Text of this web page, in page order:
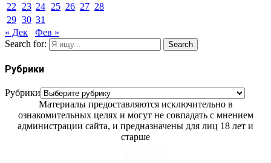
22
23 24 25 26 27 28
29 30 31
« Дек
Фев »
Search for:
Search
Рубрики
Рубрики
Материалы предоставляются исключительно в
ознакомительных целях и могут не совпадать с мнением
администрации сайта, и предназначены для лиц 18 лет и
старше